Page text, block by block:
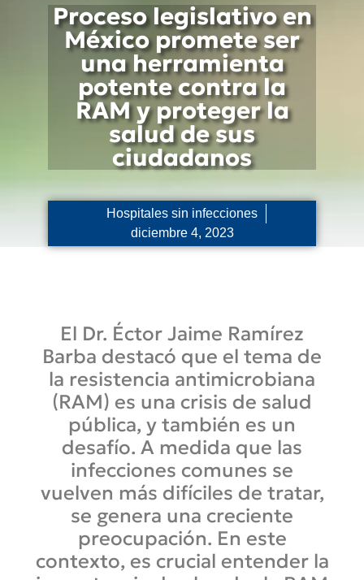
Proceso legislativo en
México promete ser
una herramienta
potente contra la
RAM y proteger la
salud de sus
ciudadanos
Hospitales sin infecciones
diciembre 4, 2023
El Dr. Éctor Jaime Ramírez
Barba destacó que el tema de
la resistencia antimicrobiana
(RAM) es una crisis de salud
pública, y también es un
desafío. A medida que las
infecciones comunes se
vuelven más difíciles de tratar,
se genera una creciente
preocupación. En este
contexto, es crucial entender la